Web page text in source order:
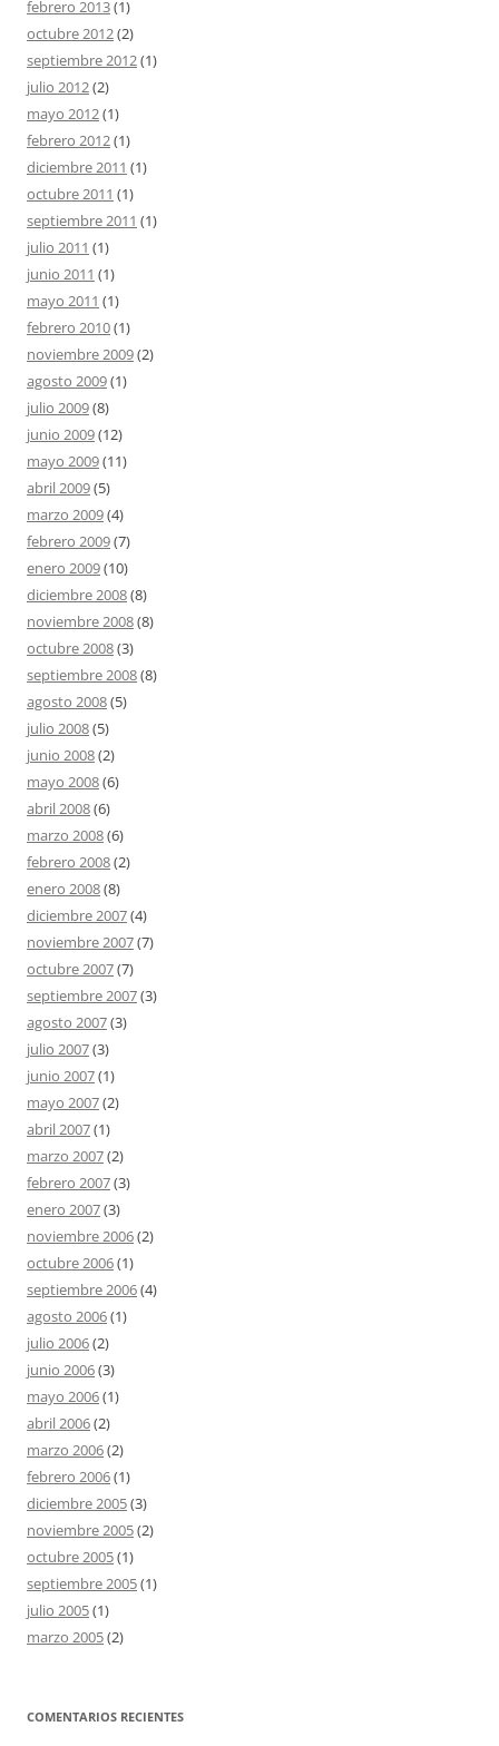
febrero 2013(1)
octubre 2012(2)
septiembre 2012(1)
julio 2012(2)
mayo 2012(1)
febrero 2012(1)
diciembre 2011 (1)
octubre 2011 (1)
septiembre 2011 (1)
julio 2011 (1)
junio 2011 (1)
mayo 2011 (1)
febrero 2010(1)
noviembre 2009(2)
agosto 2009(1)
julio 2009(8)
junio 2009(12)
mayo 2009(11)
abril 2009(5)
marzo 2009(4)
febrero 2009(7)
enero 2009(10)
diciembre 2008(8)
noviembre 2008(8)
octubre 2008(3)
septiembre 2008(8)
agosto 2008(5)
julio 2008(5)
junio 2008(2)
mayo 2008(6)
abril 2008(6)
marzo 2008(6)
febrero 2008(2)
enero 2008(8)
diciembre 2007(4)
noviembre 2007(7)
octubre 2007(7)
septiembre 2007(3)
agosto 2007(3)
julio 2007(3)
junio 2007(1)
mayo 2007(2)
abril 2007(1)
marzo 2007(2)
febrero 2007(3)
enero 2007(3)
noviembre 2006(2)
octubre 2006(1)
septiembre 2006(4)
agosto 2006(1)
julio 2006(2)
junio 2006(3)
mayo 2006(1)
abril 2006(2)
marzo 2006(2)
febrero 2006(1)
diciembre 2005(3)
noviembre 2005(2)
octubre 2005(1)
septiembre 2005(1)
julio 2005(1)
marzo 2005(2)
COMENTARIOS RECIENTES